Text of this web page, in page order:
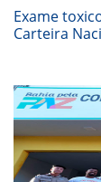
Exame
Carteira